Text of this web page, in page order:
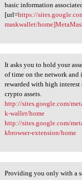
basic information
[url=https://
maskwallet/
asks you to hold
It asks you to hold your
of time on the network and
rewarded with high interest
crypto assets.
http://sites.google.com/
k-wallet/home
http://sites.google.com/
kbrowser-extension/home
Providing you only with a